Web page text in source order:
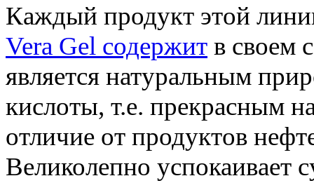
Каждый продукт этой
Vera Gel содержит в своем
является натуральным
кислоты, т.е. прекрасным
отличие от продуктов
Великолепно успокаивает